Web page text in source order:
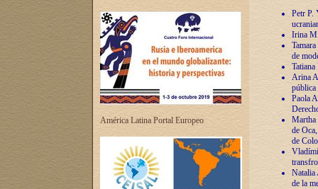
América Latina Portal Europeo
Petr P.
Irina
de
Arina
pública
Paola
Martha
de
de
Natalia
de la